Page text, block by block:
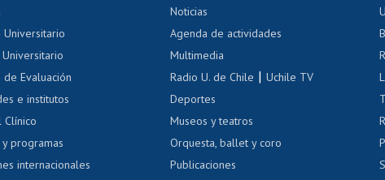
Evaluación docente
Calificación académica
Postulación al AUCAI
Certificado de renta
Certificado de renta
Tarjeta TUI Acoso laboral, sexual y violencia
Universitario
de Evaluación
e institutos
Clínico
programas
internacionales
Noticias
Agenda de actividades
Multimedia
Radio U. de Chile |Uchile TV
Deportes
Museos y teatros
Orquesta, ballet y coro
Publicaciones